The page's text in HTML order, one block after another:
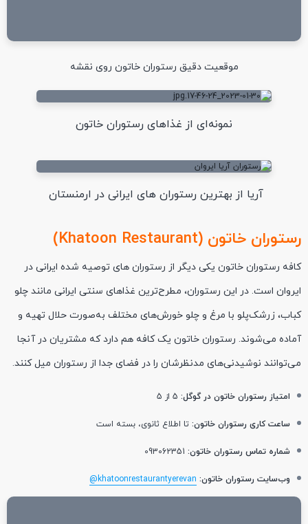
موقعیت دقیق رستوران خاتون روی نقشه
نمونه‌ای از غذاهای رستوران خاتون
آریا از بهترین رستوران های ایرانی در ارمنستان
رستوران خاتون (Khatoon Restaurant)
کافه رستوران خاتون یکی دیگر از رستورا‌ن ‌های توصیه شده ایرانی در
ایروان است. در این رستوران، مطرح‌ترین غذاهای سنتی ایرانی مانند چلو
کباب، زرشک‌پلو با مرغ و چلو خورش‌های مختلف به‌صورت حلال تهیه و
آماده می‌شوند. رستوران خاتون یک کافه هم دارد که مشتریان در آنجا
می‌توانند نوشیدنی‌های مدنظرشان را در فضای جدا از رستوران میل کنند.
امتیاز رستوران خاتون در گوگل:
ساعت کاری رستوران خاتون: تا اطلاع ثانوی، بسته است
شماره تماس رستوران خاتون:
وب‌سایت رستوران خاتون: khatoonrestaurantyerevan@